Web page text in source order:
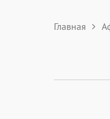
Главная